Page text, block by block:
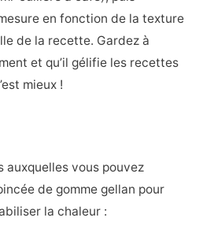
en fonction de la texture
de la recette. Gardez à
et qu’il gélifie les recettes
mieux !
auxquelles vous pouvez
de gomme gellan pour
la chaleur :